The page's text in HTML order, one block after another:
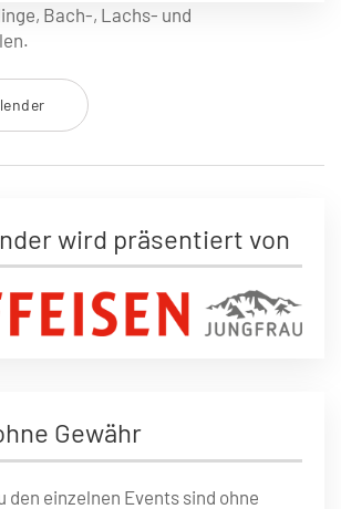
Bach-, Lachs- und
wird präsentiert von
Gewähr
den einzelnen Events sind ohne